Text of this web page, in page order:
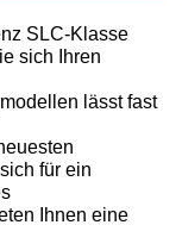
SLC-Klasse
sich Ihren
lässt fast
für ein
Ihnen eine